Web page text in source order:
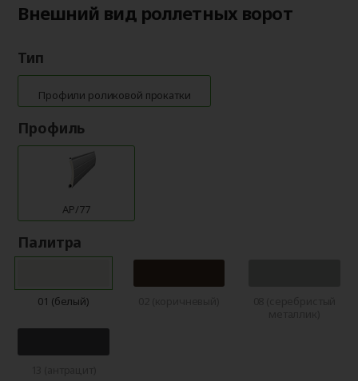
Внешний вид роллетных ворот
Тип
Профили роликовой прокатки
Профиль
AP/77
Палитра
01 (белый)